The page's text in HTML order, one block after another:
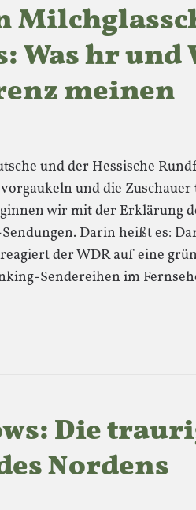
Was hr und
meinen
und der Hessische
und die
wir mit der Erklärung
Darin heißt es:
der WDR auf eine
Sendereihen im
Die
Nordens